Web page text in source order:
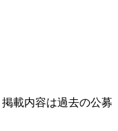
掲載内容は過去の公募